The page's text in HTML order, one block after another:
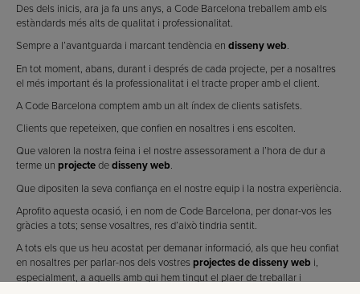
Des dels inicis, ara ja fa uns anys, a Code Barcelona treballem amb els
estàndards més alts de qualitat i professionalitat.
Sempre a l’avantguarda i marcant tendència en disseny web.
En tot moment, abans, durant i després de cada projecte, per a nosaltres
el més important és la professionalitat i el tracte proper amb el client.
A Code Barcelona comptem amb un alt índex de clients satisfets.
Clients que repeteixen, que confien en nosaltres i ens escolten.
Que valoren la nostra feina i el nostre assessorament a l’hora de dur a
terme un projectededisseny web.
Que dipositen la seva confiança en el nostre equip i la nostra experiència.
Aprofito aquesta ocasió, i en nom de Code Barcelona, per donar-vos les
gràcies a tots; sense vosaltres, res d’això tindria sentit.
A tots els que us heu acostat per demanar informació, als que heu confiat
en nosaltres per parlar-nos dels vostres projectes de disseny web i,
especialment, a aquells amb qui hem tingut el plaer de treballar i